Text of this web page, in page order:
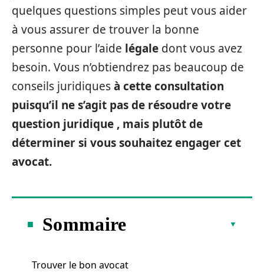
quelques questions simples peut vous aider
à vous assurer de trouver la bonne
personne pour l’aide légale dont vous avez
besoin. Vous n’obtiendrez pas beaucoup de
conseils juridiquesà cette consultation
puisqu’il ne s’agit pas de résoudre votre
question juridique , mais plutôt de
déterminer si vous souhaitez engager cet
avocat.
Sommaire
Trouver le bon avocat